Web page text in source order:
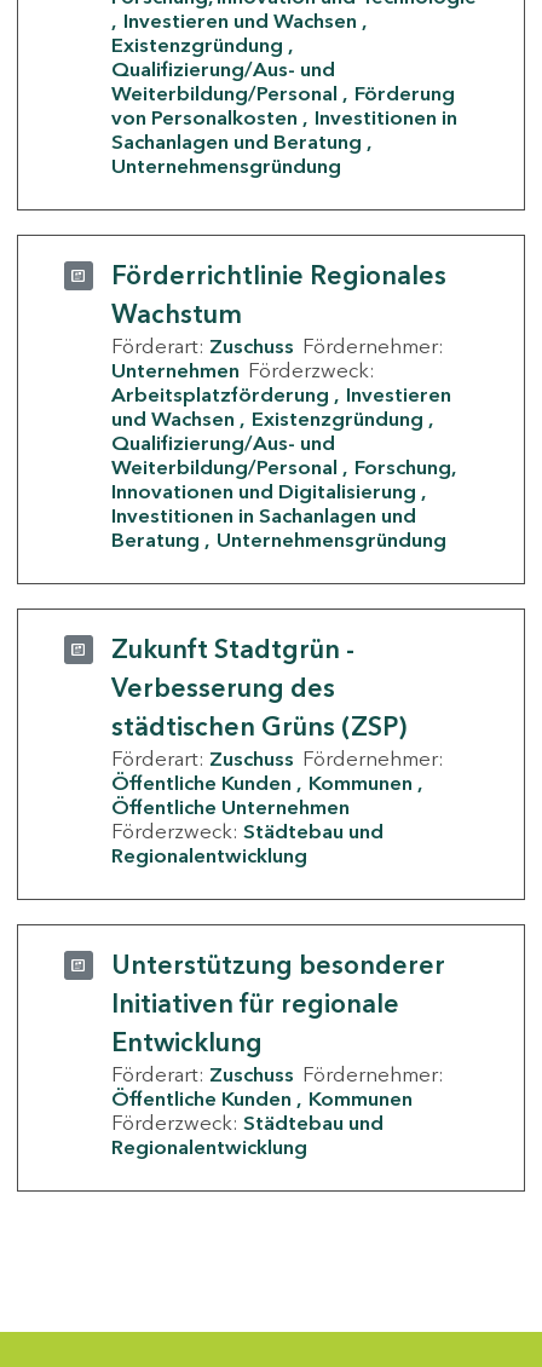
Investieren und Wachsen
Existenzgründung
Qualifizierung/Aus- und
Weiterbildung/Personal
Förderung
von Personalkosten
Investitionen in
Sachanlagen und Beratung
Unternehmensgründung
Förderrichtlinie Regionales
Wachstum
Förderart: Zuschuss Fördernehmer:
Unternehmen Förderzweck:
Arbeitsplatzförderung
Investieren
und Wachsen
Existenzgründung
Qualifizierung/Aus- und
Weiterbildung/Personal
Forschung,
Innovationen und Digitalisierung
Investitionen in Sachanlagen und
Beratung
Unternehmensgründung
Zukunft Stadtgrün -
Verbesserung des
städtischen Grüns (ZSP)
Förderart: Zuschuss Fördernehmer:
Öffentliche Kunden
Kommunen
Öffentliche Unternehmen
Förderzweck: Städtebau und
Regionalentwicklung
Unterstützung besonderer
Initiativen für regionale
Entwicklung
Förderart: Zuschuss Fördernehmer:
Öffentliche Kunden
Kommunen
Förderzweck: Städtebau und
Regionalentwicklung